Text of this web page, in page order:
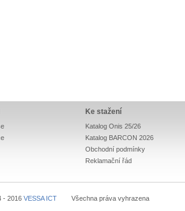
Ke stažení
Katalog Onis 25/26
Katalog BARCON 2026
Obchodní podmínky
Reklamační řád
- 2016 VESSA ICT Všechna práva vyhrazena